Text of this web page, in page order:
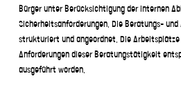
Bürger unter Berücksichtigung der internen
Sicherheitsanforderungen. Die Beratungs-
strukturiert und angeordnet. Die Arbeitsplätze
Anforderungen dieser Beratungstätigkeit
ausgeführt worden.